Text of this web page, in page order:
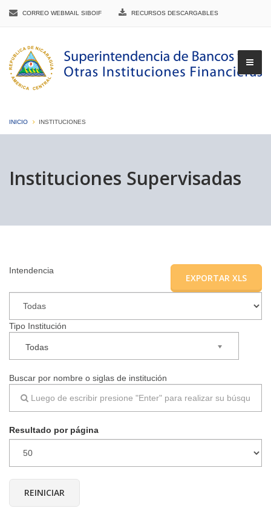
CORREO WEBMAIL SIBOIF RECURSOS DESCARGABLES
INICIO INSTITUCIONES
Instituciones Supervisadas
EXPORTAR XLS
Intendencia
Tipo Institución
Todas
Buscar por nombre o siglas de institución
Resultado por página